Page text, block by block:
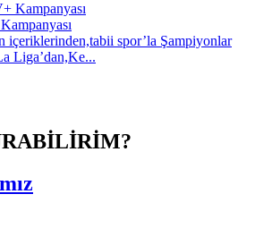
spor’la Şampiyonlar
Liga’dan,Ke...